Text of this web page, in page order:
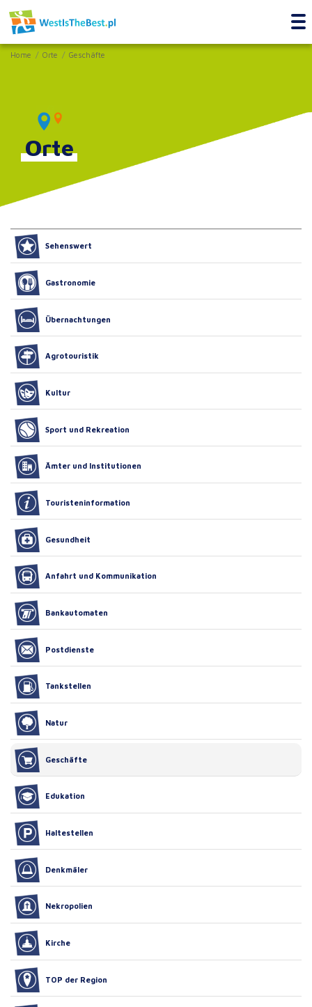
Home Orte Geschäfte
Orte
Sehenswert
Gastronomie
Übernachtungen
Agrotouristik
Kultur
Sport und Rekreation
Ämter und Institutionen
Touristeninformation
Gesundheit
Anfahrt und Kommunikation
Bankautomaten
Postdienste
Tankstellen
Natur
Geschäfte
Edukation
Haltestellen
Denkmäler
Nekropolien
Kirche
TOP der Region